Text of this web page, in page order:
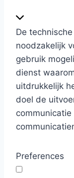
u
n
c
t
i
o
n
a
l
De
noodzakelijk
gebruik
dienst
uitdrukkelijk
doel de
Preferences